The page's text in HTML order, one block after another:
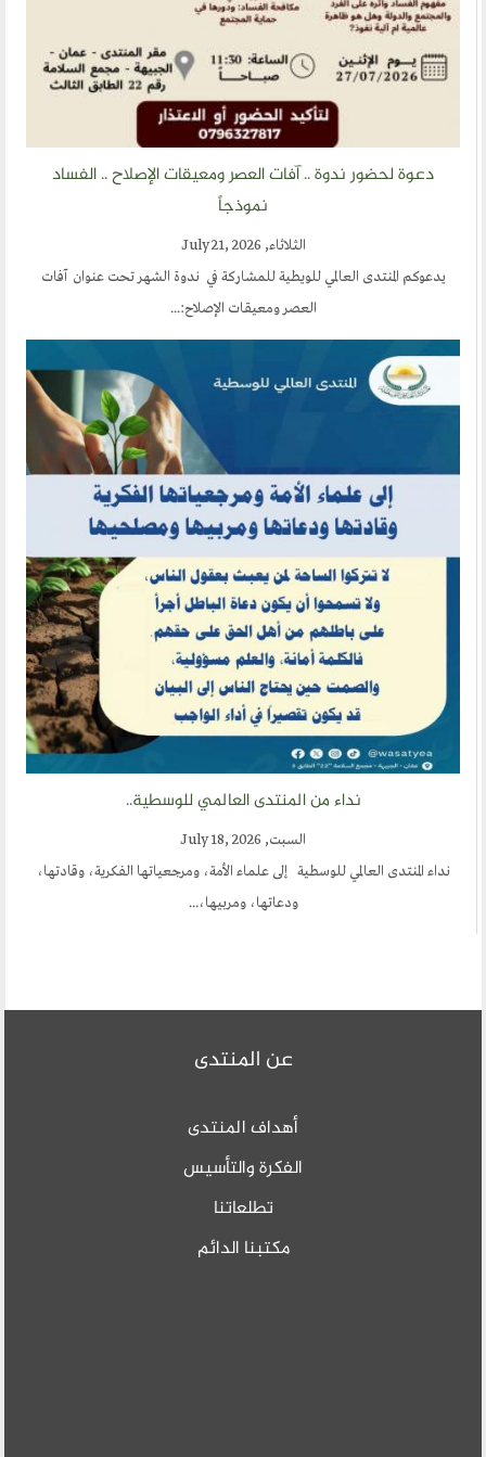
دعوة لحضور ندوة .. آفات العصر ومعيقات الإصلاح .. الفساد
نموذجاً
الثلاثاء, July 21, 2026
يدعوكم المنتدى العالمي للويطية للمشاركة في ندوة الشهر تحت عنوان آفات
العصر ومعيقات الإصلاح:...
نداء من المنتدى العالمي للوسطية..
السبت, July 18, 2026
نداء المنتدى العالمي للوسطية إلى علماء الأمة، ومرجعياتها الفكرية، وقادتها،
ودعاتها، ومربيها،...
عن المنتدى
أهداف المنتدى
الفكرة والتأسيس
تطلعاتنا
مكتبنا الدائم